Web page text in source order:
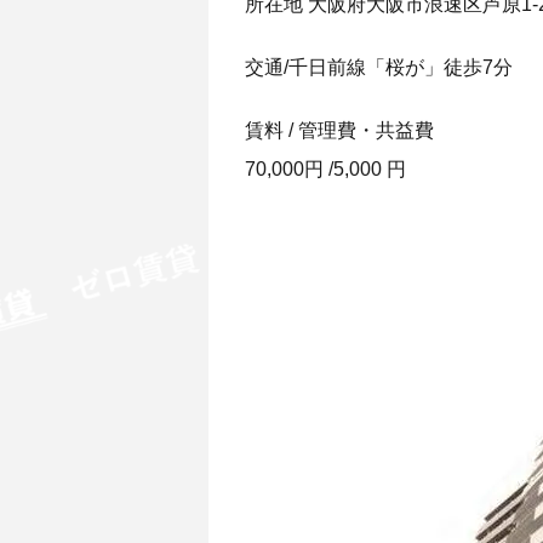
交通/千日前線「桜が」徒歩7分
賃料 / 管理費・共益費
70,000円 /5,000 円